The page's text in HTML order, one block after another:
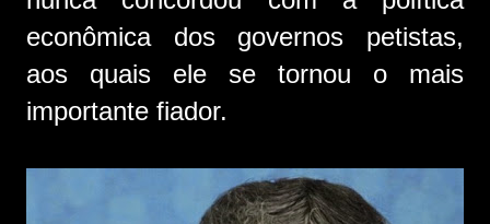
econômica dos governos petistas,
aos quais ele se tornou o mais
importante fiador.